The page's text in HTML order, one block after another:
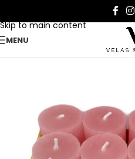
Skip to main content
MENU